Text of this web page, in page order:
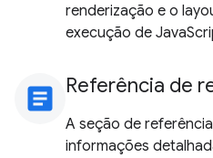
renderização e o
execução de
article Referência de
A seção de
informações